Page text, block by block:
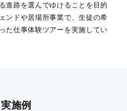
進路を選んでゆけることを目的
ンドや居場所事業で、生徒の希
た仕事体験ツアーを実施してい
実施例